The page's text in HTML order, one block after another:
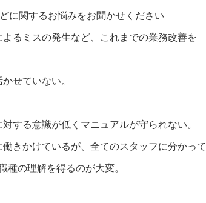
に関するお悩みをお聞かせください
るミスの発生など、これまでの業務改善を
せていない。
する意識が低くマニュアルが守られない。
きかけているが、全てのスタッフに分かって
の理解を得るのが大変。